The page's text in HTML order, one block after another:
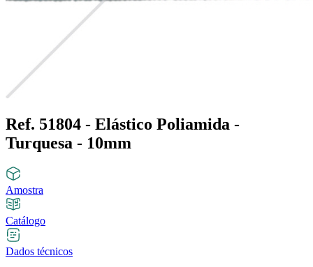
Ref. 51804 - Elástico Poliamida -
Turquesa - 10mm
Amostra
Catálogo
Dados técnicos